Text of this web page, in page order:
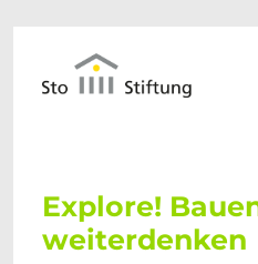
Explore!
weiterdenken